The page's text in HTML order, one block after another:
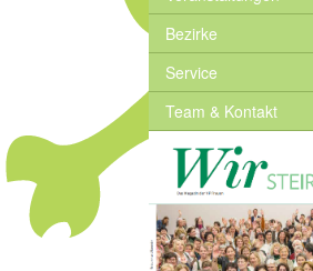
Bezirke
Service
Team & Kontakt